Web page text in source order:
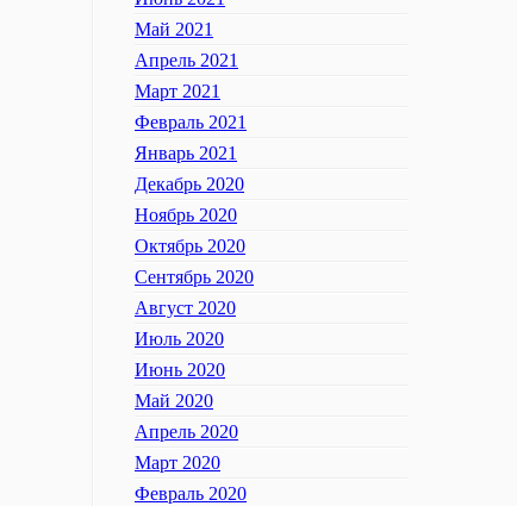
Май 2021
Апрель 2021
Март 2021
Февраль 2021
Январь 2021
Декабрь 2020
Ноябрь 2020
Октябрь 2020
Сентябрь 2020
Август 2020
Июль 2020
Июнь 2020
Май 2020
Апрель 2020
Март 2020
Февраль 2020